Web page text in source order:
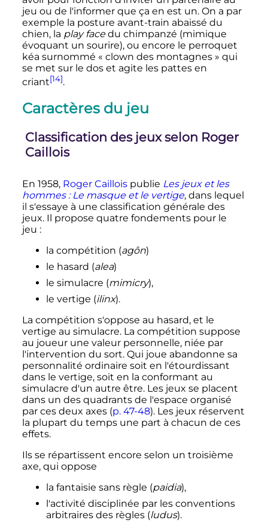
jeu ou de l'informer que ça en est un. On a par
exemple la posture avant-train abaissé du
chien, la play facedu chimpanzé (mimique
évoquant un sourire), ou encore le perroquet
kéa surnommé « clown des montagnes » qui
se met sur le dos et agite les pattes en
criant[14].
Caractères du jeu
Classification des jeux selon Roger
Caillois
En 1958, Roger Cailloispublie Les jeux et les
hommes : Le masque et le vertige, dans lequel
il s'essaye à une classification générale des
jeux. Il propose quatre fondements pour le
jeu :
la compétition (agôn)
le hasard (alea)
le simulacre (mimicry),
le vertige (ilinx).
La compétition s'oppose au hasard, et le
vertige au simulacre. La compétition suppose
au joueur une valeur personnelle, niée par
l'intervention du sort. Qui joue abandonne sa
personnalité ordinaire soit en l'étourdissant
dans le vertige, soit en la conformant au
simulacre d'un autre être. Les jeux se placent
dans un des quadrants de l'espace organisé
par ces deux axes (p.47-48). Les jeux réservent
la plupart du temps une part à chacun de ces
effets.
Ils se répartissent encore selon un troisième
axe, qui oppose
la fantaisie sans règle (paidia),
l'activité disciplinée par les conventions
arbitraires des règles (ludus).